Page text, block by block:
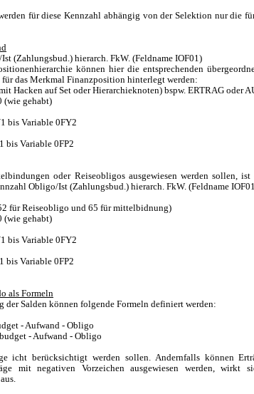
für diese Kennzahl abhängig von der Selektion nur die
(Zahlungsbud.) hierarch. FkW. (Feldname IOF01)
können hier die entsprechenden
das Merkmal Finanzposition hinterlegt werden:
Hacken auf Set oder Hierarchieknoten) bspw. ERTRAG oder
(wie gehabt)
bis Variable 0FY2
bis Variable 0FP2
oder Reiseobligos ausgewiesen werden sollen,
Obligo/Ist (Zahlungsbud.) hierarch. FkW. (Feldname
für Reiseobligo und 65 für mittelbidnung)
(wie gehabt)
bis Variable 0FY2
bis Variable 0FP2
als Formeln
der Salden können folgende Formeln definiert werden:
- Aufwand - Obligo
- Aufwand - Obligo
icht berücksichtigt werden sollen. Andernfalls können
mit negativen Vorzeichen ausgewiesen werden, wirkt